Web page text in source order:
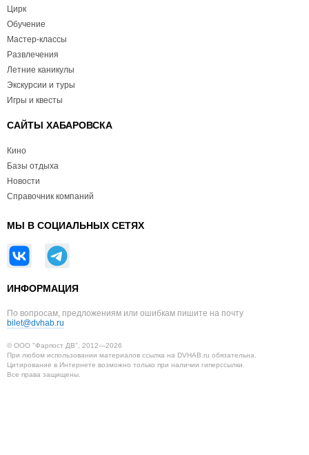
Цирк
Обучение
Мастер-классы
Развлечения
Летние каникулы
Экскурсии и туры
Игры и квесты
САЙТЫ ХАБАРОВСКА
Кино
Базы отдыха
Новости
Справочник компаний
МЫ В СОЦИАЛЬНЫХ СЕТЯХ
ИНФОРМАЦИЯ
По вопросам, предложениям или ошибкам пишите на почту
bilet@dvhab.ru
© ООО "Фарпост ДВ", 2012—2026
При любом использовании материалов ссылка на DVHAB.ru обязательна.
Цитирование в Интернете возможно только при наличии гиперссылки.
Все права защищены.